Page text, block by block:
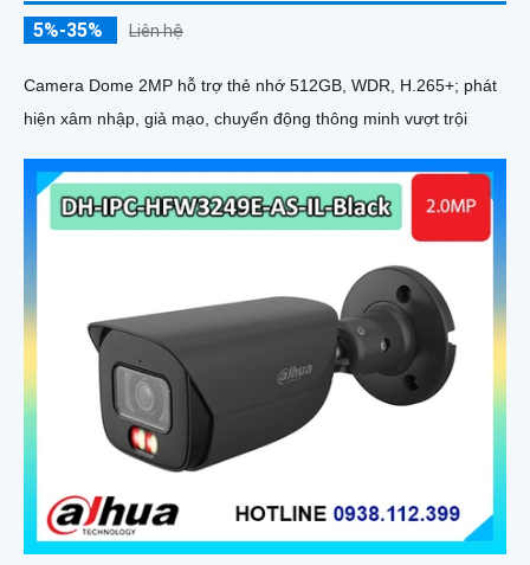
5%-35% Liên hệ
Camera Dome 2MP hỗ trợ thẻ nhớ 512GB, WDR, H.265+; phát
hiện xâm nhập, giả mạo, chuyển động thông minh vượt trội